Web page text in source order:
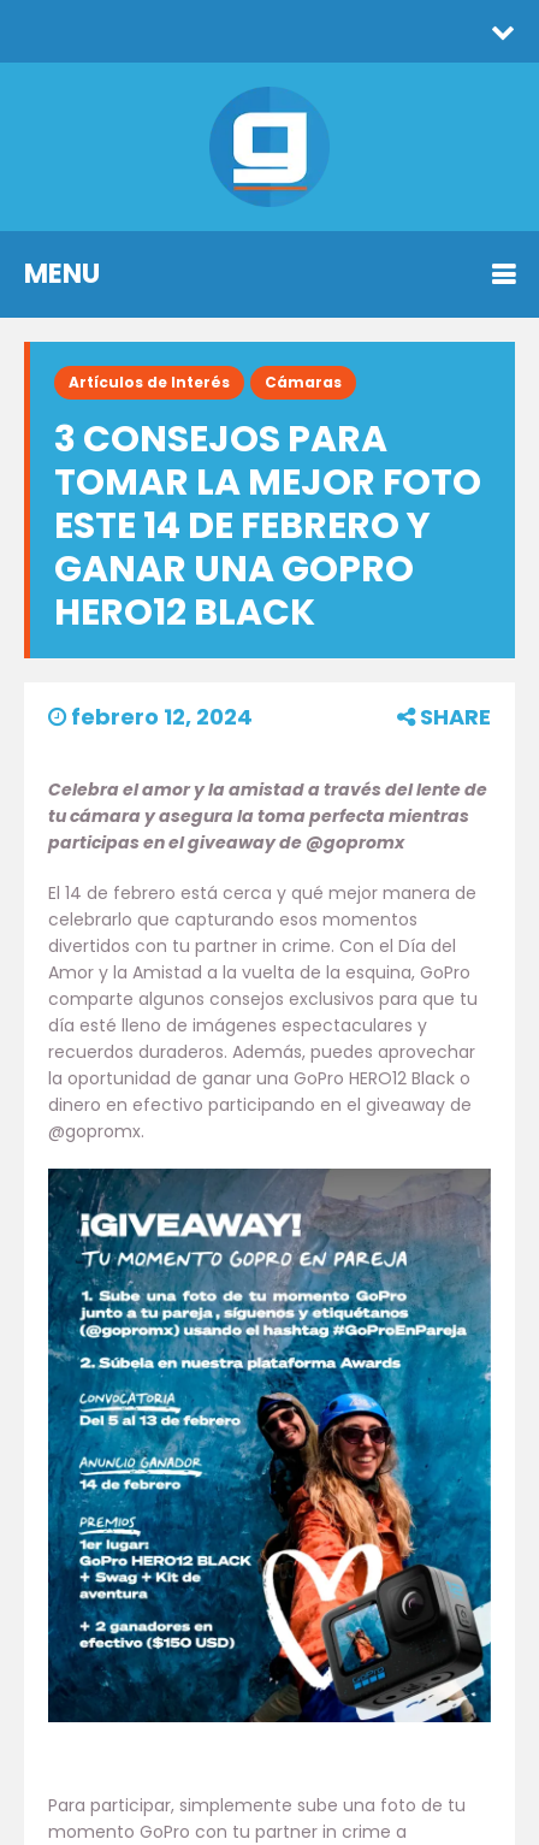
MENU
Artículos de Interés Cámaras
3 CONSEJOS PARA
TOMAR LA MEJOR FOTO
ESTE 14 DE FEBRERO Y
GANAR UNA GOPRO
HERO12 BLACK
febrero 12, 2024 SHARE
Celebra el amor y la amistad a través del lente de
tu cámara y asegura la toma perfecta mientras
participas en el giveaway de @gopromx
El 14 de febrero está cerca y qué mejor manera de
celebrarlo que capturando esos momentos
divertidos con tu partner in crime. Con el Día del
Amor y la Amistad a la vuelta de la esquina, GoPro
comparte algunos consejos exclusivos para que tu
día esté lleno de imágenes espectaculares y
recuerdos duraderos. Además, puedes aprovechar
la oportunidad de ganar una GoPro HERO12 Black o
dinero en efectivo participando en el giveaway de
@gopromx.
Para participar, simplemente sube una foto de tu
momento GoPro con tu partner in crime a